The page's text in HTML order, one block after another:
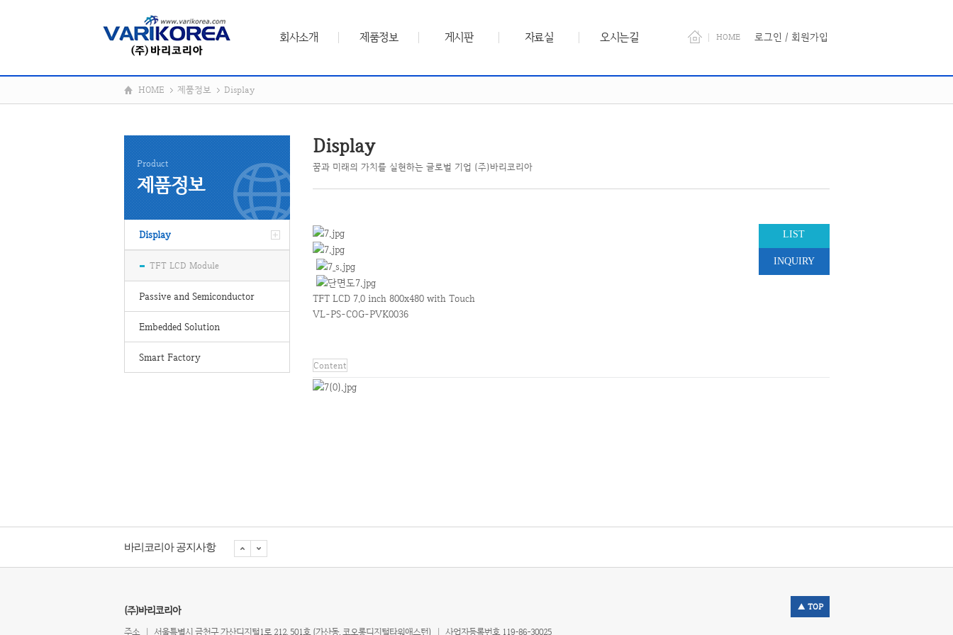
회사소개 제품정보 게시판 자료실 오시는길 HOME 로그인 / 회원가입
HOME 제품정보 Display
Product
제품정보
Display
TFT LCD Module
Passive and Semiconductor
Embedded Solution
Smart Factory
Display
꿈과 미래의 가치를 실현하는 글로벌 기업 (주)바리코리아
TFT LCD 7.0 inch 800x480 with Touch
VL-PS-COG-PVK0036
Content
바리코리아 공지사항
▲ TOP
(주)바리코리아
주소 | 서울특별시 금천구 가산디지털1로 212, 501호 (가산동, 코오롱디지털타워애스턴) | 사업자등록번호 119-86-30025